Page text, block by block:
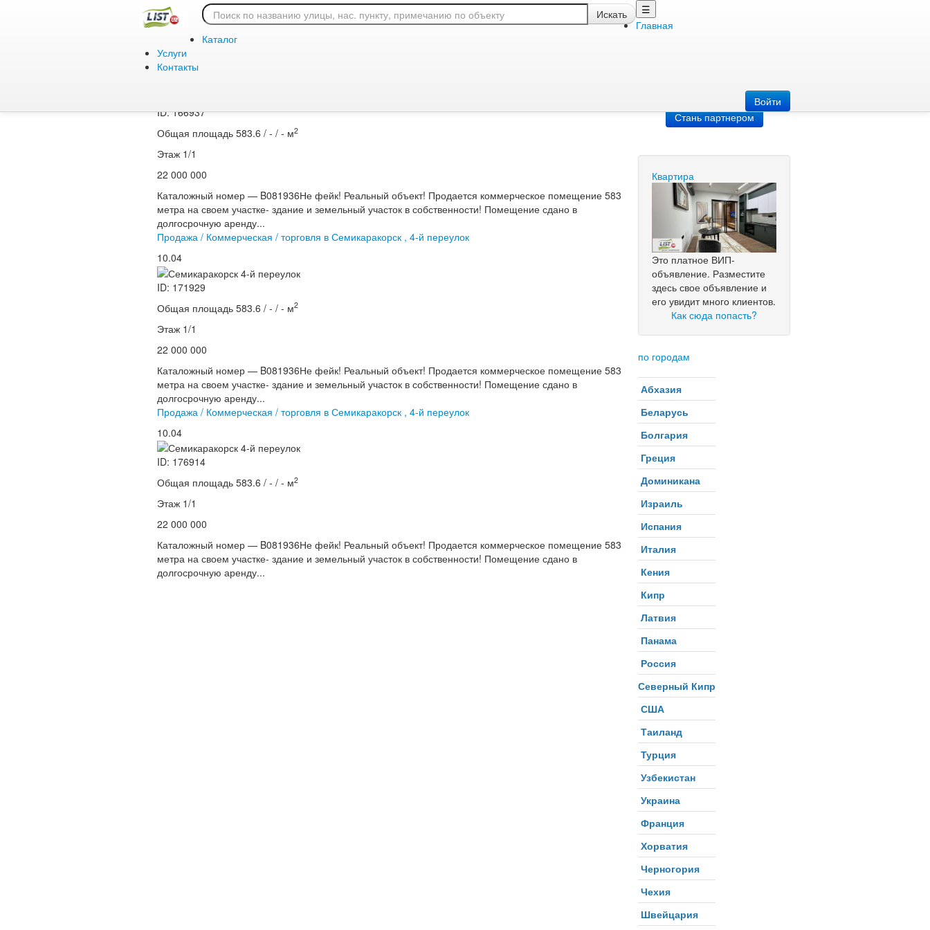
Искать
☰
Главная
Каталог
Услуги
Контакты
Войти
Главная Продажа/Коммерческая/торговля
торговля
Продажа / Коммерческая / торговля в Семикаракорск , 4-й переулок
ID: 166937
Общая площадь 583.6 / - / - м2
Этаж 1/1
22 000 000
Каталожный номер — B081936Не фейк! Реальный объект! Продается коммерческое помещение 583
метра на своем участке- здание и земельный участок в собственности! Помещение сдано в
долгосрочную аренду...
Продажа / Коммерческая / торговля в Семикаракорск , 4-й переулок
10.04
ID: 171929
Общая площадь 583.6 / - / - м2
Этаж 1/1
22 000 000
Каталожный номер — B081936Не фейк! Реальный объект! Продается коммерческое помещение 583
метра на своем участке- здание и земельный участок в собственности! Помещение сдано в
долгосрочную аренду...
Продажа / Коммерческая / торговля в Семикаракорск , 4-й переулок
10.04
ID: 176914
Общая площадь 583.6 / - / - м2
Этаж 1/1
22 000 000
Каталожный номер — B081936Не фейк! Реальный объект! Продается коммерческое помещение 583
метра на своем участке- здание и земельный участок в собственности! Помещение сдано в
долгосрочную аренду...
Стань партнером
Квартира
Это платное ВИП-
объявление. Разместите
здесь свое объявление и
его увидит много клиентов.
Как сюда попасть?
по городам
Абхазия
Беларусь
Болгария
Греция
Доминикана
Израиль
Испания
Италия
Кения
Кипр
Латвия
Панама
Россия
Северный Кипр
США
Таиланд
Турция
Узбекистан
Украина
Франция
Хорватия
Черногория
Чехия
Швейцария